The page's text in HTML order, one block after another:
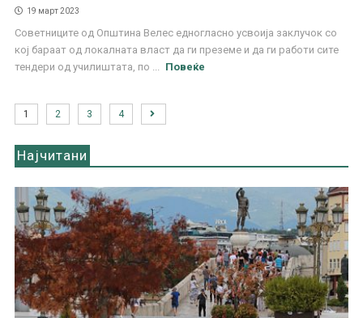
19 март 2023
Советниците од Општина Велес едногласно усвоија заклучок со
кој бараат од локалната власт да ги преземе и да ги работи сите
тендери од училиштата, по ...
Повеќе
1 2 3 4
Најчитани